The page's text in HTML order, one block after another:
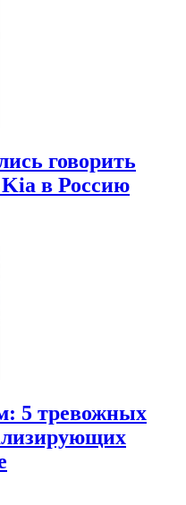
говорить
в Россию
5 тревожных